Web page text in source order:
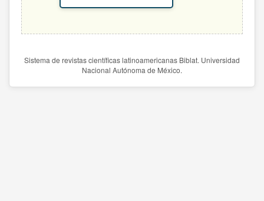
Sistema de revistas científicas latinoamericanas Biblat. Universidad
Nacional Autónoma de México.